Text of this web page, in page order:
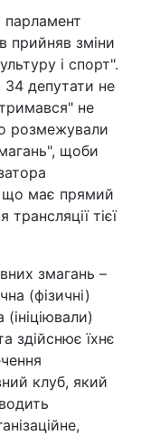
парламент
прийняв зміни
і спорт".
34 депутати не
не
розмежували
щоби
що має прямий
тієї
змагань –
(фізичні)
здійснює їхнє
клуб, який